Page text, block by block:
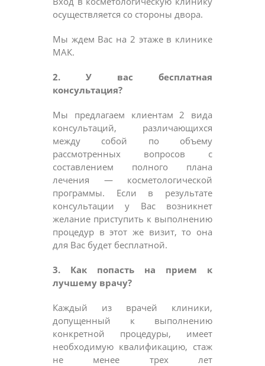
осуществляется со стороны двора.
Мы ждем Вас на 2 этаже в клинике
МАК.
2. У вас бесплатная
консультация?
Мы предлагаем клиентам 2 вида
консультаций, различающихся
между собой по объему
рассмотренных вопросов с
составлением полного плана
лечения — косметологической
программы. Если в результате
консультации у Вас возникнет
желание приступить к выполнению
процедур в этот же визит, то она
для Вас будет бесплатной.
3. Как попасть на прием к
лучшему врачу?
Каждый из врачей клиники,
допущенный к выполнению
конкретной процедуры, имеет
необходимую квалификацию, стаж
не менее трех лет